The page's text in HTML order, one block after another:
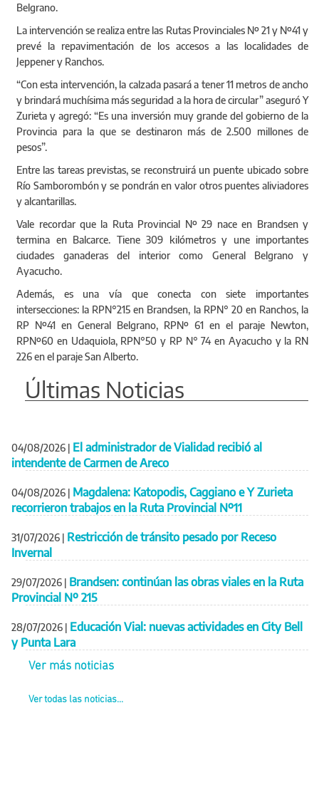
Belgrano.
La intervención se realiza entre las Rutas Provinciales Nº 21 y Nº41 y
prevé la repavimentación de los accesos a las localidades de
Jeppener y Ranchos.
“Con esta intervención, la calzada pasará a tener 11 metros de ancho
y brindará muchísima más seguridad a la hora de circular” aseguró Y
Zurieta y agregó: “Es una inversión muy grande del gobierno de la
Provincia para la que se destinaron más de 2.500 millones de
pesos”.
Entre las tareas previstas, se reconstruirá un puente ubicado sobre
Río Samborombón y se pondrán en valor otros puentes aliviadores
y alcantarillas.
Vale recordar que la Ruta Provincial Nº 29 nace en Brandsen y
termina en Balcarce. Tiene 309 kilómetros y une importantes
ciudades ganaderas del interior como General Belgrano y
Ayacucho.
Además, es una vía que conecta con siete importantes
intersecciones: la RPN°215 en Brandsen, la RPN° 20 en Ranchos, la
RP Nº41 en General Belgrano, RPNº 61 en el paraje Newton,
RPNº60 en Udaquiola, RPN°50 y RP N° 74 en Ayacucho y la RN
226 en el paraje San Alberto.
Últimas Noticias
04/08/2026 | El administrador de Vialidad recibió al
intendente de Carmen de Areco
04/08/2026 | Magdalena: Katopodis, Caggiano e Y Zurieta
recorrieron trabajos en la Ruta Provincial Nº11
31/07/2026 | Restricción de tránsito pesado por Receso
Invernal
29/07/2026 | Brandsen: continúan las obras viales en la Ruta
Provincial Nº 215
28/07/2026 | Educación Vial: nuevas actividades en City Bell
y Punta Lara
Ver más noticias
Ver todas las noticias...